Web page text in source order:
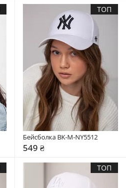
ТОП
Бейсболка BK-M-NY5512
549 ₴
ТОП